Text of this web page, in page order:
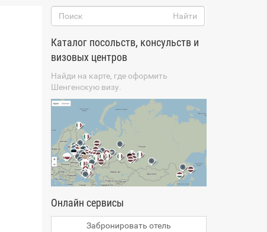
Каталог посольств, консульств и
визовых центров
Найди на карте, где оформить
Шенгенскую визу.
Онлайн сервисы
Забронировать отель